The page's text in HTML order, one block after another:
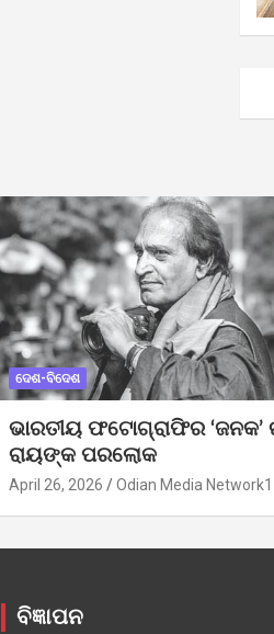
ଦେଶ-ବିଦେଶ
ଭାରତୀୟ ଫଟୋଗ୍ରାଫିର ‘ଜନକ’
ରାୟଙ୍କ ପରଲୋକ
April 26, 2026 Odian Media Network1
ବିଜ୍ଞାପନ